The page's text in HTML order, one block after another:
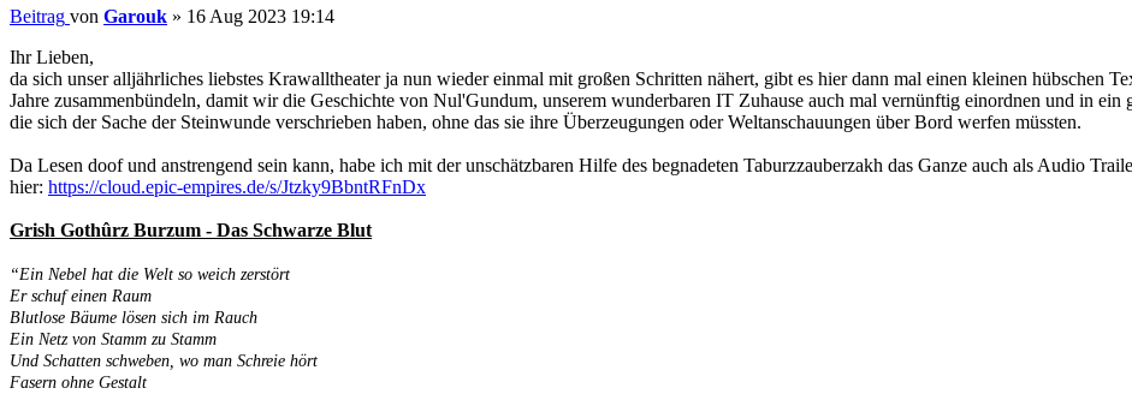
Beitrag von Garouk » 16 Aug 2023 19:14
Ihr Lieben,
da sich unser alljährliches liebstes Krawalltheater ja nun wieder einmal mit großen Schritten nähert, gibt es hier dann mal einen kleinen hübschen
Jahre zusammenbündeln, damit wir die Geschichte von Nul'Gundum, unserem wunderbaren IT Zuhause auch mal vernünftig einordnen und in
die sich der Sache der Steinwunde verschrieben haben, ohne das sie ihre Überzeugungen oder Weltanschauungen über Bord werfen müssten.
Da Lesen doof und anstrengend sein kann, habe ich mit der unschätzbaren Hilfe des begnadeten Taburzzauberzakh das Ganze auch als Audio
hier: https://cloud.epic-empires.de/s/Jtzky9BbntRFnDx
Grish Gothûrz Burzum - Das Schwarze Blut
“Ein Nebel hat die Welt so weich zerstört
Er schuf einen Raum
Blutlose Bäume lösen sich im Rauch
Ein Netz von Stamm zu Stamm
Und Schatten schweben, wo man Schreie hört
Fasern ohne Gestalt